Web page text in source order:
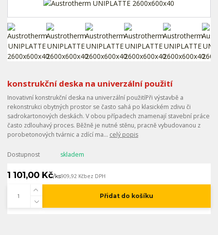
konstrukční deska na univerzální použití
Inovativní konstrukční deska na univerzální použitíPři výstavbě a
rekonstrukci obytných prostor se často sahá po klasickém zdivu či
sadrokartonových deskách. V obou případech znamenají stavební práce
často zdlouhavý proces. Běžně je nutné stěnu, pracně vybudovanou z
porobetonových tvárnic a zdící ma... celý popis
Dostupnost skladem
1 101,00 Kč/ks909,92 Kčbez DPH
Přidat do košíku